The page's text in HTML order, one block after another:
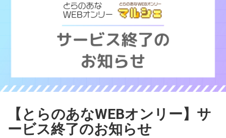
【とらのあなWEBオンリー】サ
ービス終了のお知らせ